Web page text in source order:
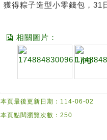
獲得粽子造型小零錢包，31
相關圖片：
本頁最後更新日期：114-06-02
本頁點閱瀏覽次數：250